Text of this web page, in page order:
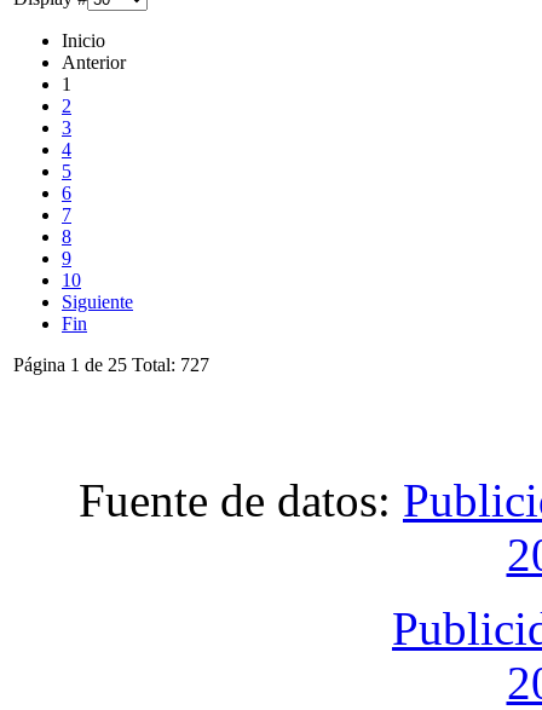
Inicio
Anterior
1
2
3
4
5
6
7
8
9
10
Siguiente
Fin
Página 1 de 25 Total: 727
Fuente de datos: